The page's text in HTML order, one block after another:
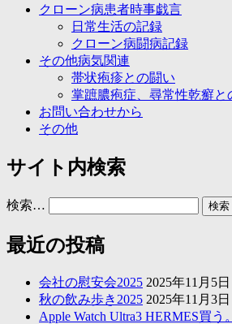
クローン病患者時事戯言
日常生活の記録
クローン病闘病記録
その他病気関連
帯状疱疹との闘い
掌蹠膿疱症、尋常性乾癬と
お問い合わせから
その他
サイト内検索
検索…
最近の投稿
会社の慰安会2025 2025年11月5日
秋の飲み歩き2025 2025年11月3日
Apple Watch Ultra3 HERMES買う。